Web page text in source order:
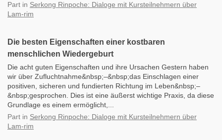
Part in Serkong Rinpoche: Dialoge mit Kursteilnehmern über
Lam-rim
Die besten Eigenschaften einer kostbaren
menschlichen Wiedergeburt
Die acht guten Eigenschaften und ihre Ursachen Gestern haben
wir über Zufluchtnahme&nbsp;–&nbsp;das Einschlagen einer
positiven, sicheren und fundierten Richtung im Leben&nbsp;–
&nbsp;gesprochen. Dies ist eine äußerst wichtige Praxis, da diese
Grundlage es einem ermöglicht,...
Part in Serkong Rinpoche: Dialoge mit Kursteilnehmern über
Lam-rim